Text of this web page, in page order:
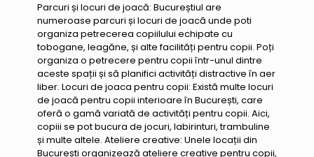
Parcuri și locuri de joacă: Bucureștiul are
numeroase parcuri și locuri de joacă unde poti
organiza petrecerea copiilului echipate cu
tobogane, leagăne, și alte facilități pentru copii. Poți
organiza o petrecere pentru copii într-unul dintre
aceste spații și să planifici activități distractive în aer
liber. Locuri de joaca pentru copii: Există multe locuri
de joacă pentru copii interioare în București, care
oferă o gamă variată de activități pentru copii. Aici,
copiii se pot bucura de jocuri, labirinturi, trambuline
și multe altele. Ateliere creative: Unele locații din
București organizează ateliere creative pentru copii,